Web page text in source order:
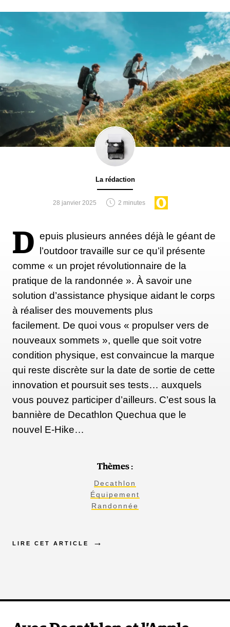
La rédaction
28 janvier 2025 2 minutes
D epuis plusieurs années déjà le géant de
l’outdoor travaille sur ce qu’il présente
comme « un projet révolutionnaire de la
pratique de la randonnée ». À savoir une
solution d’assistance physique aidant le corps
à réaliser des mouvements plus
facilement. De quoi vous « propulser vers de
nouveaux sommets », quelle que soit votre
condition physique, est convaincue la marque
qui reste discrète sur la date de sortie de cette
innovation et poursuit ses tests… auxquels
vous pouvez participer d’ailleurs. C’est sous la
bannière de Decathlon Quechua que le
nouvel E-Hike…
Thèmes :
Decathlon
Équipement
Randonnée
LIRE CET ARTICLE